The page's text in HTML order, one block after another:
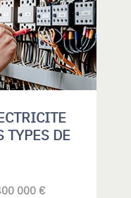
TYPES DE
000 €